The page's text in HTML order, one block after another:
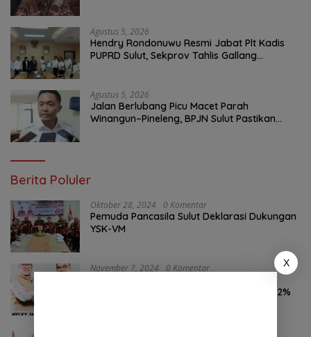
Agustus 5, 2026
Hendry Rondonuwu Resmi Jabat Plt Kadis
PUPRD Sulut, Sekprov Tahlis Gallang
Agustus 5, 2026
Jalan Berlubang Picu Macet Parah
Winangun–Pineleng, BPJN Sulut Pastikan
Berita Poluler
Oktober 28, 2024 0 Komentar
Pemuda Pancasila Sulut Deklarasi Dukungan
YSK-VM
November 7, 2024 0 Komentar
46,74% Kalahkan Petahana JG-KWL 27,62%
X